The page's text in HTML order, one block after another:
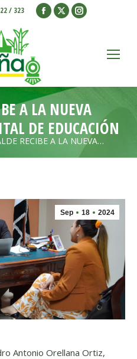
/ 323
Facebook
window
X
window
Instagram
window
A LA NUEVA
DE EDUCACIÓN
RECIBE A LA NUEVA…
Sep 18 2024
Antonio Orellana Ortiz,